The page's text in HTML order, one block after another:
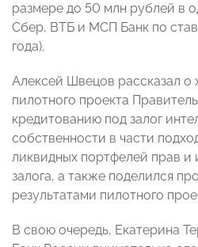
размере до 50 млн рублей в
Сбер, ВТБ и МСП Банк по
года).
Алексей Швецов рассказал о
пилотного проекта
кредитованию под залог
собственности в части
ликвидных портфелей прав и
залога, а также поделился
результатами пилотного
В свою очередь, Екатерина